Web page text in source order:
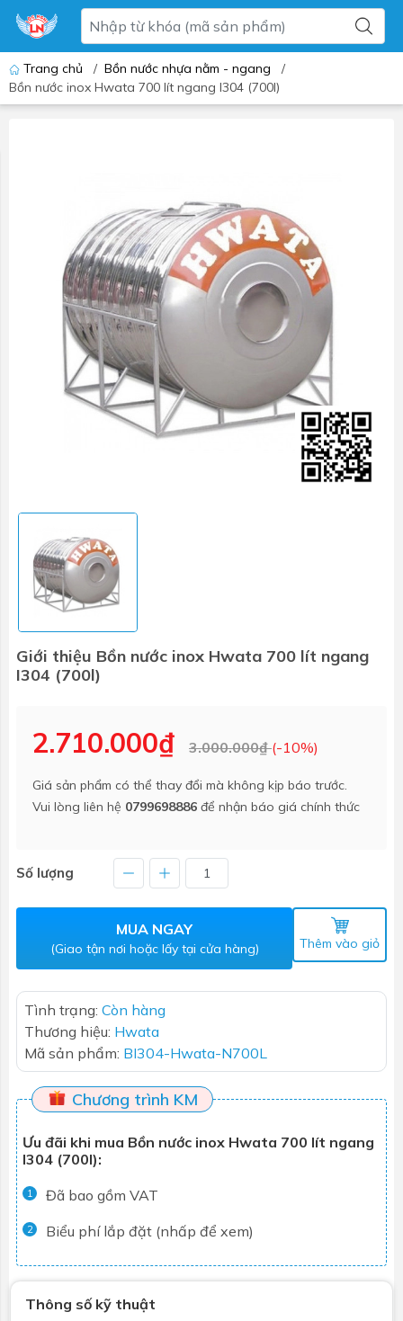
Trang chủ / Bồn nước nhựa nằm - ngang
/
Bồn nước inox Hwata 700 lít ngang I304 (700l)
Giới thiệu Bồn nước inox Hwata 700 lít ngang
I304 (700l)
2.710.000₫ 3.000.000₫(-10%)
Giá sản phẩm có thể thay đổi mà không kịp báo trước.
Vui lòng liên hệ 0799698886 để nhận báo giá chính thức
Số lượng
MUA NGAY
(Giao tận nơi hoặc lấy tại cửa hàng) Thêm vào giỏ
Tình trạng: Còn hàng
Thương hiệu: Hwata
Mã sản phẩm: BI304-Hwata-N700L
Chương trình KM
Ưu đãi khi mua Bồn nước inox Hwata 700 lít ngang
I304 (700l):
1 Đã bao gồm VAT
2 Biểu phí lắp đặt (nhấp để xem)
Thông số kỹ thuật